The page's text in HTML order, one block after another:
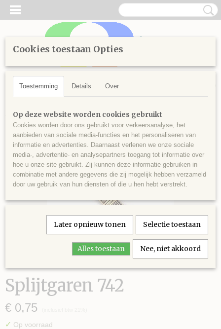
Inloggen Registreren
UW WINKELWAGEN
Home >Handwerken>Borduren>Splijtgaren>
700>Splijtgaren 742
Splijtgaren 742
€ 0,75
✓ Op voorraad
Cookies toestaan Opties
Toestemming Details Over
Op deze website worden cookies gebruikt
Cookies worden door ons gebruikt voor verkeersanalyse, het
aanbieden van sociale media-functies en het personaliseren van
informatie en advertenties. Daarnaast verlenen we onze sociale
media-, advertentie- en analysepartners toegang tot informatie over
hoe u onze site gebruikt. Zij kunnen deze informatie gebruiken in
combinatie met andere gegevens die zij mogelijk hebben verzameld
door uw gebruik van hun diensten of die u hen hebt verstrekt.
Later opnieuw tonen Selectie toestaan
Alles toestaan Nee, niet akkoord